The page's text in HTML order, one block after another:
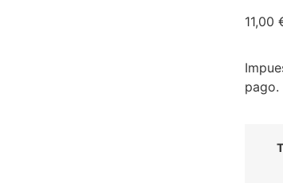
11,00
pago.